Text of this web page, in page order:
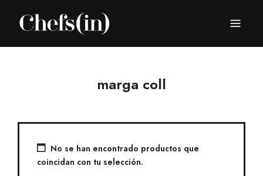
CHEFS(IN)
marga coll
No se han encontrado productos que
coincidan con tu selección.